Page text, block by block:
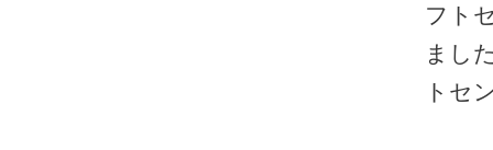
フト
まし
トセ